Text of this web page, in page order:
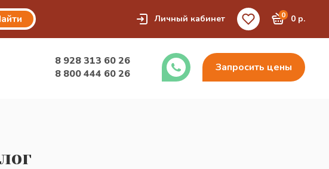
Личный кабинет 0 0 р.
8 928 313 60 26
8 800 444 60 26
Запросить цены